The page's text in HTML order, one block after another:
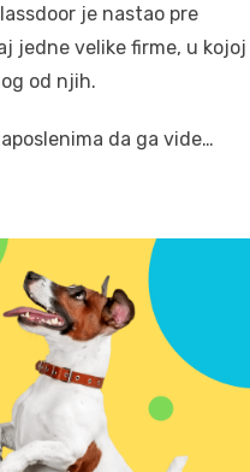
je nastao pre
jedne velike firme, u kojoj
od njih.
da ga vide…